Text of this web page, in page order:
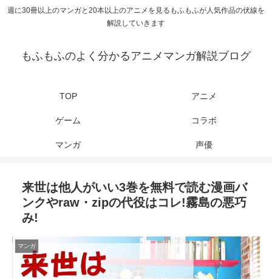
週に30冊以上のマンガと20本以上のアニメを見るもふもふが人気作品の伏線を
解説していきます
もふもふのよく分かるアニメマンガ解説ブログ
TOP アニメ
ゲーム コラボ
マンガ 声優
来世は他人がいい3巻を無料で読む漫画バ
ンクやraw・zipの代役はコレ!霧島の悪巧
み!
マンガ